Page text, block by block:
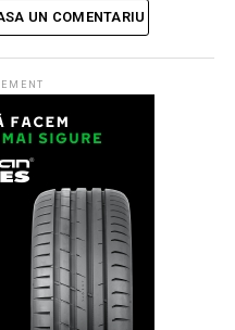
UN COMENTARIU